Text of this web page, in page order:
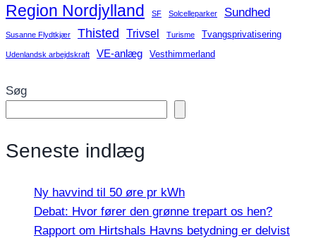
Region Nordjylland SF Solcelleparker Sundhed
Susanne Flydtkjær Thisted Trivsel Turisme Tvangsprivatisering
Udenlandsk arbejdskraft VE-anlæg Vesthimmerland
Søg
Seneste indlæg
Ny havvind til 50 øre pr kWh
Debat: Hvor fører den grønne trepart os hen?
Rapport om Hirtshals Havns betydning er delvist